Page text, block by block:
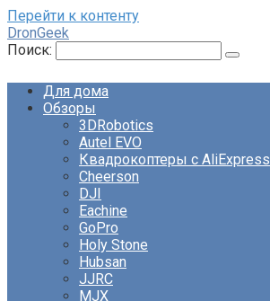
Перейти к контенту
DronGeek
Поиск:
Для дома
Обзоры
3DRobotics
Autel EVO
Квадрокоптеры с AliExpress
Cheerson
DJI
Eachine
GoPro
Holy Stone
Hubsan
JJRC
MJX